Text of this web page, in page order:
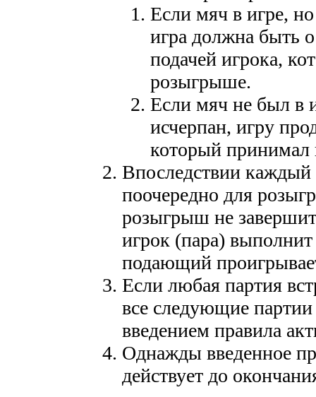
Если мяч в игре,
игра должна быть
подачей игрока,
розыгрыше.
Если мяч не был в
исчерпан, игру
который
Впоследствии каждый
поочередно для
розыгрыш не
игрок (пара)
подающий
Если любая партия
все следующие партии
введением правила
Однажды введенное
действует до